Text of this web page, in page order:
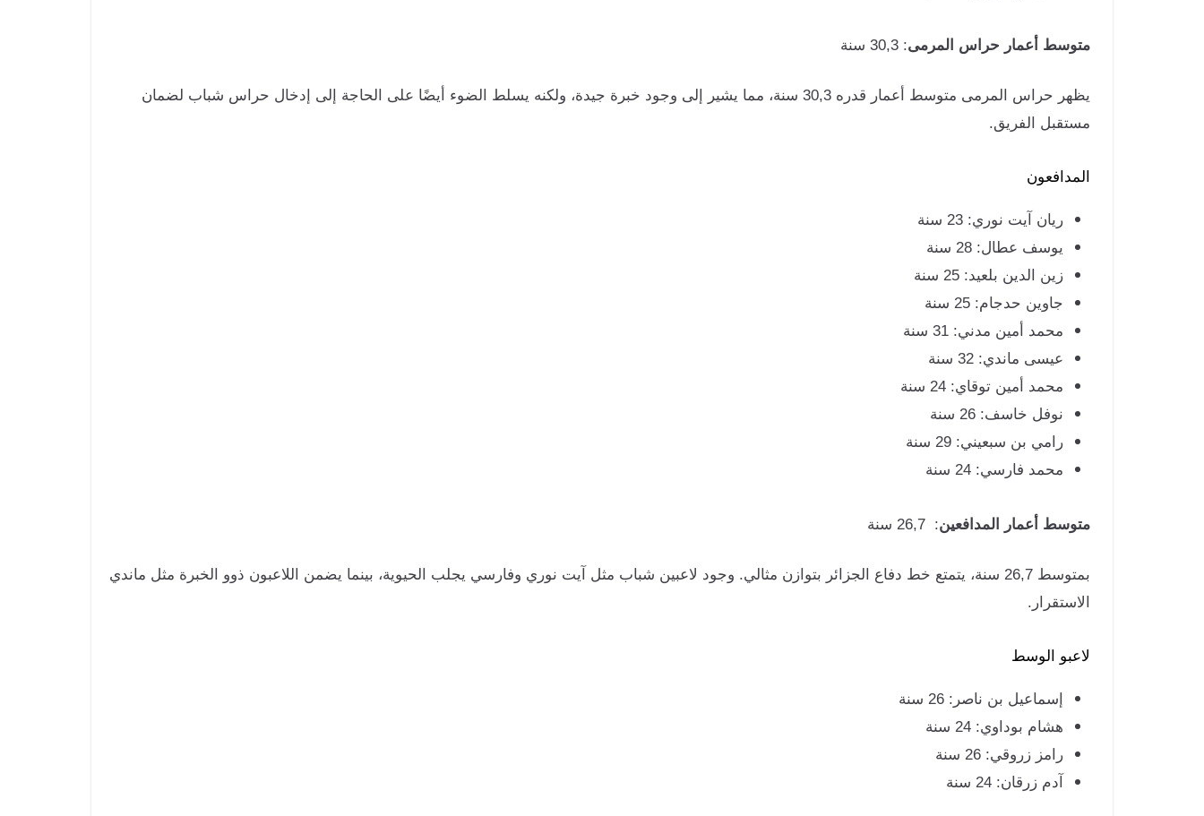
متوسط أعمار حراس المرمى: 30,3 سنة
يظهر حراس المرمى متوسط أعمار قدره 30,3 سنة، مما يشير إلى وجود خبرة جيدة، ولكنه يسلط الضوء أيضًا على الحاجة إلى إدخال حراس شباب لضمان
مستقبل الفريق.
المدافعون
ريان آيت نوري: 23 سنة
يوسف عطال: 28 سنة
زين الدين بلعيد: 25 سنة
جاوين حدجام: 25 سنة
محمد أمين مدني: 31 سنة
عيسى ماندي: 32 سنة
محمد أمين توقاي: 24 سنة
نوفل خاسف: 26 سنة
رامي بن سبعيني: 29 سنة
محمد فارسي: 24 سنة
متوسط أعمار المدافعين: 26,7 سنة
بمتوسط 26,7 سنة، يتمتع خط دفاع الجزائر بتوازن مثالي. وجود لاعبين شباب مثل آيت نوري وفارسي يجلب الحيوية، بينما يضمن اللاعبون ذوو الخبرة مثل ماندي
الاستقرار.
لاعبو الوسط
إسماعيل بن ناصر: 26 سنة
هشام بوداوي: 24 سنة
رامز زروقي: 26 سنة
آدم زرقان: 24 سنة